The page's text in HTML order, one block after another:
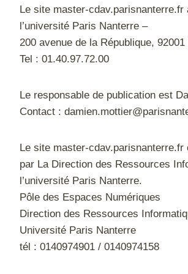
Le site master-cdav.parisnanterre.fr
l’université Paris Nanterre –
200 avenue de la République,
Tel : 01.40.97.72.00
Le responsable de publication est
Contact :
Le site master-cdav.parisnanterre.fr
par La Direction des Ressources
l’université Paris Nanterre.
Pôle des Espaces Numériques
Direction des Ressources
Université Paris Nanterre
tél : 0140974901 / 0140974158